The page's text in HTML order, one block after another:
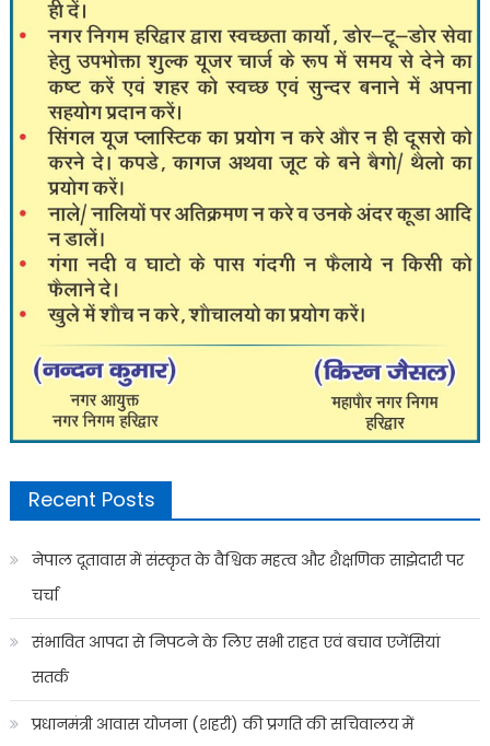
Recent Posts
नेपाल दूतावास में संस्कृत के वैश्विक महत्व और शैक्षणिक साझेदारी पर
चर्चा
संभावित आपदा से निपटने के लिए सभी राहत एवं बचाव एजेंसियां
सतर्क
प्रधानमंत्री आवास योजना (शहरी) की प्रगति की सचिवालय में